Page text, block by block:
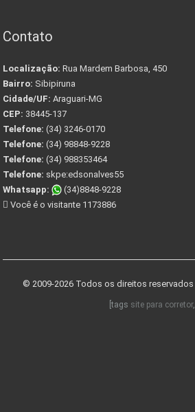
Contato
Localização: Rua Mardem Barbosa, 450
Bairro: Sibipiruna
Cidade/UF: Araguari-MG
CEP: 38445-137
Telefone: (34) 3246-0170
Telefone: (34) 98848-9228
Telefone: (34) 988353464
Telefone: skpe:edsonalves55
Whatsapp:
(34)8848-9228
Você é o visitante 1173886
© 2009-2026 Todos os direitos reservados
[tags site para corretor, ]